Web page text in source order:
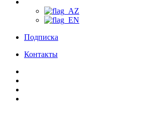
Подписка
Контакты